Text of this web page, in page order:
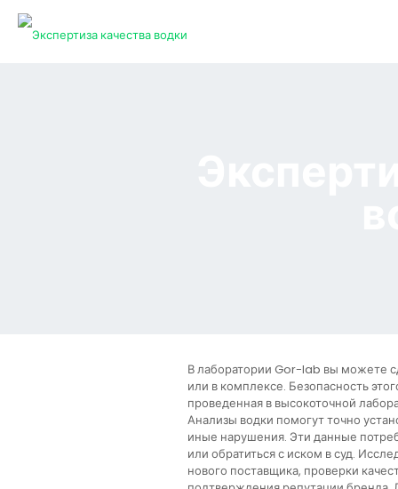
В лаборатории Gor-lab вы можете
или в комплексе. Безопасность
проведенная в высокоточной
Анализы водки помогут точно
иные нарушения. Эти данные
или обратиться с иском в суд.
нового поставщика, проверки